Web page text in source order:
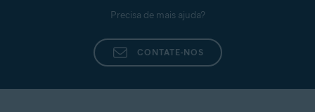
Precisa de mais ajuda?
CONTATE-NOS